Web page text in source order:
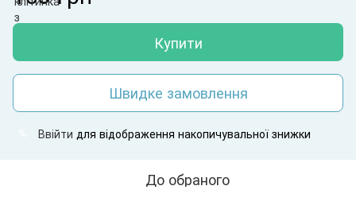
Купити
Швидке замовлення
Ввійти для відображення накопичувальної знижки
До обраного